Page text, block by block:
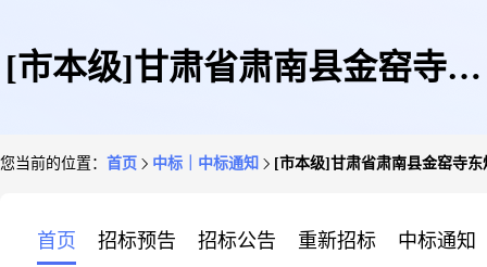
[市本级]甘肃省肃南县金窑寺东
您当前的位置： 首页 中标｜中标通知 [市本级]甘肃省肃南县金窑寺东
首页 招标预告 招标公告 重新招标 中标通知